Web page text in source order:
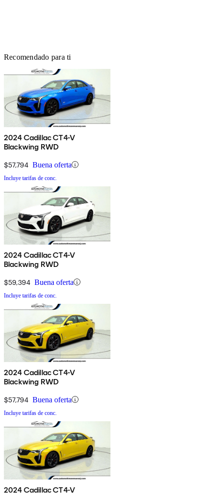
Recomendado para ti
2024 Cadillac CT4-V
Blackwing RWD
$57,794 Buena oferta
Incluye tarifas de conc.
2024 Cadillac CT4-V
Blackwing RWD
$59,394 Buena oferta
Incluye tarifas de conc.
2024 Cadillac CT4-V
Blackwing RWD
$57,794 Buena oferta
Incluye tarifas de conc.
2024 Cadillac CT4-V